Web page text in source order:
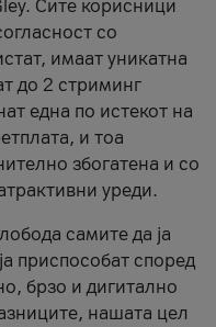
Сите корисници
со
имаат уникатна
до 2 стриминг
една по истекот на
и тоа
збогатена и со
уреди.
самите да ја
приспособат според
брзо и дигитално
нашата цел